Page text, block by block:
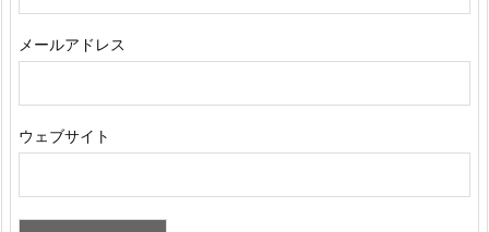
メールアドレス
ウェブサイト